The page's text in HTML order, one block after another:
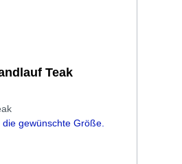
Teak
gewünschte Größe.